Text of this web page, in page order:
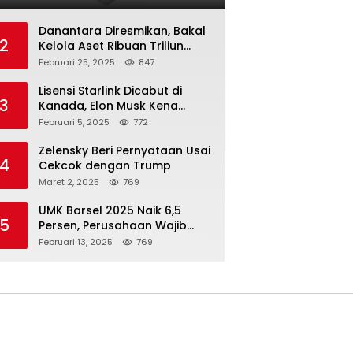
2
Danantara Diresmikan, Bakal
Kelola Aset Ribuan Triliun
Rupiah dari 7 BUMN
Februari 25, 2025 847
3
Lisensi Starlink Dicabut di
Kanada, Elon Musk Kena
Imbas ‘Perang Dagang’
Februari 5, 2025 772
4
Zelensky Beri Pernyataan Usai
Cekcok dengan Trump
Maret 2, 2025 769
5
UMK Barsel 2025 Naik 6,5
Persen, Perusahaan Wajib
Taat
Februari 13, 2025 769